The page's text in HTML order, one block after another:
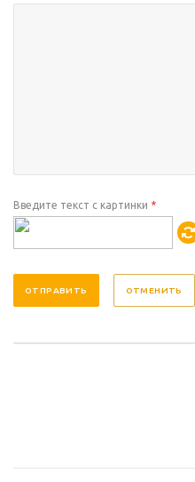
Введите текст с картинки *
ОТМЕНИТЬ